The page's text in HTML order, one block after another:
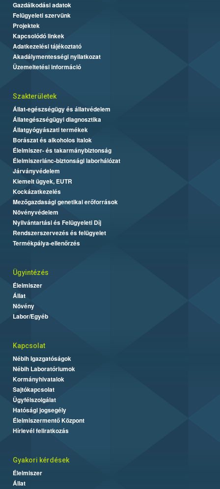
Gazdálkodási adatok
Felügyeleti szervünk
Projektek
Kapcsolódó linkek
Adatkezelési tájékoztató
Akadálymentességi nyilatkozat
Üzemeltetési információ
Szakterületek
Állat-egészségügy és állatvédelem
Állategészségügyi diagnosztika
Állatgyógyászati termékek
Borászat és alkoholos italok
Élelmiszer- és takarmánybiztonság
Élelmiszerlánc-biztonsági laborhálózat
Járványvédelem
Kiemelt ügyek, EUTR
Kockázatkezelés
Mezőgazdasági genetikai erőforrások
Növényvédelem
Nyilvántartási és Felügyeleti Díj
Rendszerszervezés és felügyelet
Termékpálya-ellenőrzés
Ügyintézés
Élelmiszer
Állat
Növény
Labor/Egyéb
Kapcsolat
Nébih Igazgatóságok
Nébih Laboratóriumok
Kormányhivatalok
Sajtókapcsolat
Ügyfélszolgálat
Hatósági jogsegély
Élelmiszermentő Központ
Hírlevél feliratkozás
Gyakori kérdések
Élelmiszer
Állat